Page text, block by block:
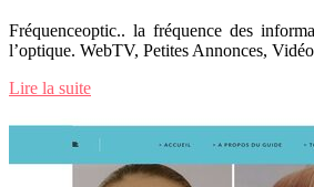
Fréquenceoptic.. la fréquence des
l’optique. WebTV, Petites Annonces,
Lire la suite